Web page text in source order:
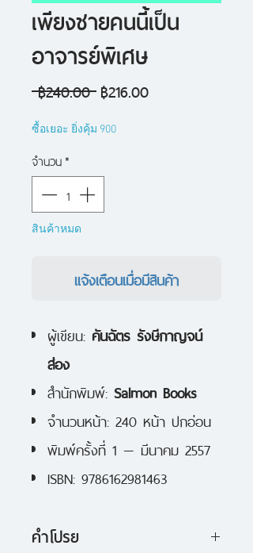
เพียงชายคนนี้เป็น
อาจารย์พิเศษ
฿240.00 ราคา
฿216.00ราคา
ซื้อเยอะ ยิ่งคุ้ม 900
จำนวน*
สินค้าหมด
แจ้งเตือนเมื่อมีสินค้า
ผู้เขียน: คันฉัตร รังษีกาญจน์
ส่อง
สำนักพิมพ์: Salmon Books
จำนวนหน้า: 240 หน้า ปกอ่อน
พิมพ์ครั้งที่ 1 — มีนาคม 2557
ISBN: 9786162981463
คำโปรย